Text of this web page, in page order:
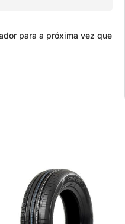
para a próxima vez que